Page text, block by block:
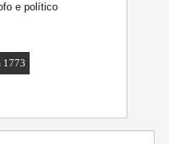
e político
1773